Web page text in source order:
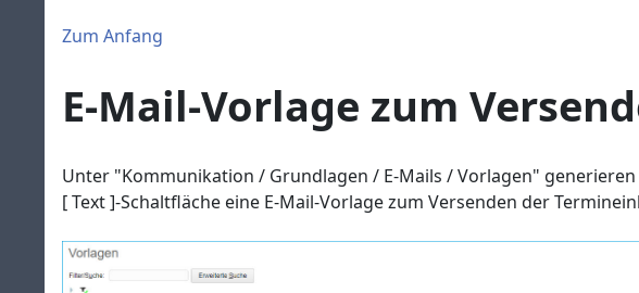
Zum Anfang
E-Mail-Vorlage zum
Unter "Kommunikation / Grundlagen / E-Mails / Vorlagen"
[ Text ]-Schaltfläche eine E-Mail-Vorlage zum Versenden der